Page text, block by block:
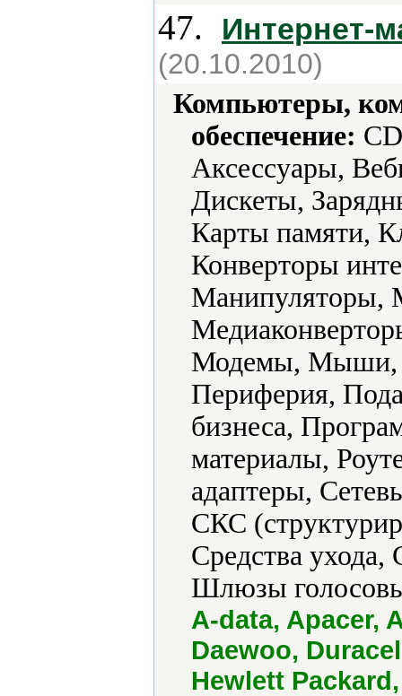
47. Интернет-
(20.10.2010)
Компьютеры,
обеспечение:
Аксессуары,
Дискеты,
Карты памяти,
Конверторы
Манипуляторы,
Модемы, Мыши,
Периферия,
бизнеса,
материалы,
адаптеры,
СКС
Средства
Шлюзы
A-data, Apacer,
Daewoo,
Hewlett